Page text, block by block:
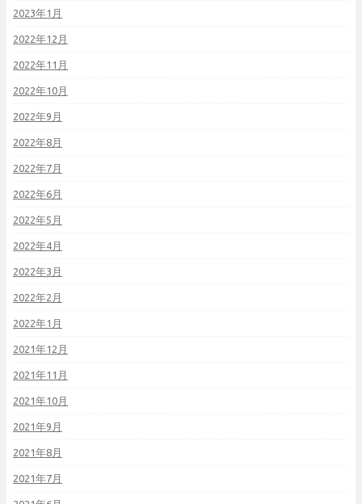
2023年1月
2022年12月
2022年11月
2022年10月
2022年9月
2022年8月
2022年7月
2022年6月
2022年5月
2022年4月
2022年3月
2022年2月
2022年1月
2021年12月
2021年11月
2021年10月
2021年9月
2021年8月
2021年7月